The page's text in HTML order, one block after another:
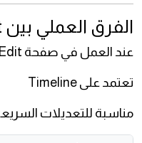
الفرق العملي بين Edit و Fusion
عند العمل في صفحة Edit:
تعتمد على Timeline
مناسبة للتعديلات